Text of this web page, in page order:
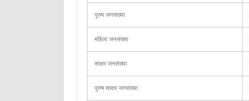
पुरुष जनसंख्या
महिला जनसंख्या
साक्षर जनसंख्या
पुरुष साक्षर जनसंख्या